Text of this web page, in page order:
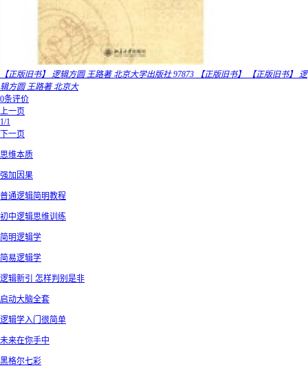
【正版旧书】 逻辑方圆 王路著 北京大学出版社 97873 【正版旧书】 【正版旧书】 逻
辑方圆 王路著 北京大
0条评价
上一页
1/1
下一页
思维本质
强加因果
普通逻辑简明教程
初中逻辑思维训练
简明逻辑学
简易逻辑学
逻辑新引 怎样判别是非
启动大脑全套
逻辑学入门很简单
未来在你手中
黑格尔七彩